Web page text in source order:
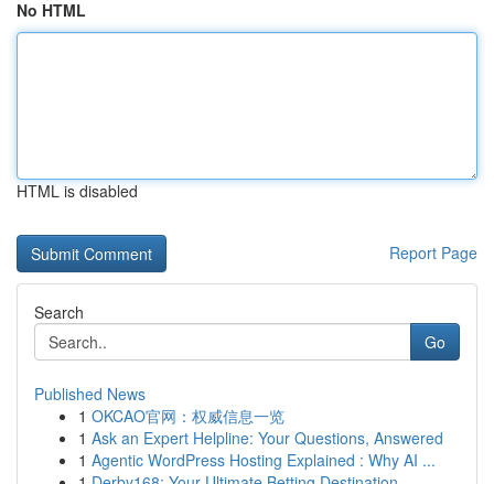
No HTML
HTML is disabled
Report Page
Search
Go
Published News
1 OKCAO官网：权威信息一览
1 Ask an Expert Helpline: Your Questions, Answered
1 Agentic WordPress Hosting Explained : Why AI ...